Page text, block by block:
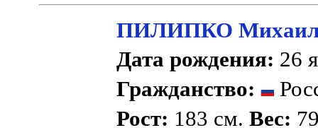
ПИЛИПКО
Дата рождения: 26
Гражданство:
Рост: 183 см.Вес: